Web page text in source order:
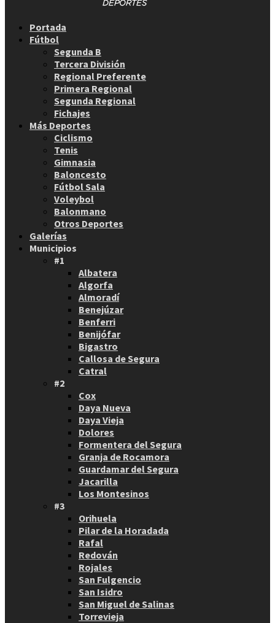
Portada
Fútbol
Segunda B
Tercera División
Regional Preferente
Primera Regional
Segunda Regional
Fichajes
Más Deportes
Ciclismo
Tenis
Gimnasia
Baloncesto
Fútbol Sala
Voleybol
Balonmano
Otros Deportes
Galerías
Municipios
#1
Albatera
Algorfa
Almoradí
Benejúzar
Benferri
Benijófar
Bigastro
Callosa de Segura
Catral
#2
Cox
Daya Nueva
Daya Vieja
Dolores
Formentera del Segura
Granja de Rocamora
Guardamar del Segura
Jacarilla
Los Montesinos
#3
Orihuela
Pilar de la Horadada
Rafal
Redován
Rojales
San Fulgencio
San Isidro
San Miguel de Salinas
Torrevieja